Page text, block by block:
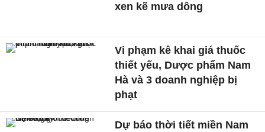
xen kẽ mưa dông
Vi phạm kê khai giá thuốc
thiết yếu, Dược phẩm Nam
Hà và 3 doanh nghiệp bị
phạt
Dự báo thời tiết miền Nam